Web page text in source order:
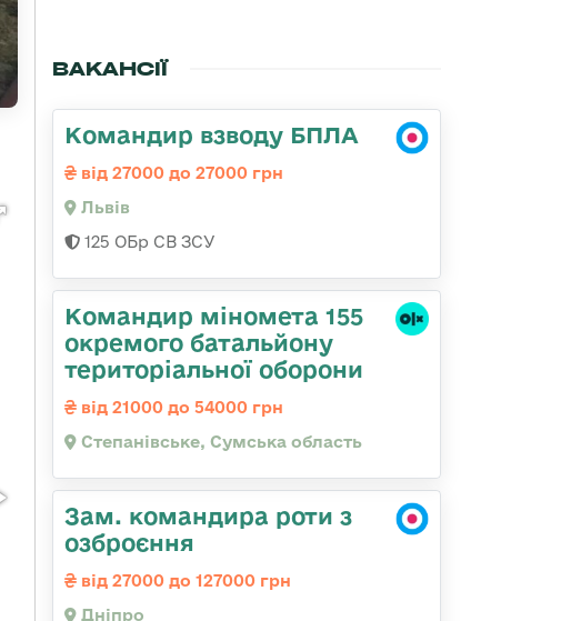
ВАКАНСІЇ
Командир взводу БПЛА
від 27000 до 27000 грн
Львів
125 ОБр СВ ЗСУ
Командир міномета 155
окремого батальйону
територіальної оборони
від 21000 до 54000 грн
Степанівське, Сумська область
Зам. командира роти з
озброєння
від 27000 до 127000 грн
Дніпро